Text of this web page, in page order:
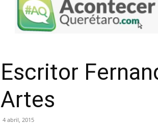
Querétaro
Escritor
Artes
4 abril, 2015